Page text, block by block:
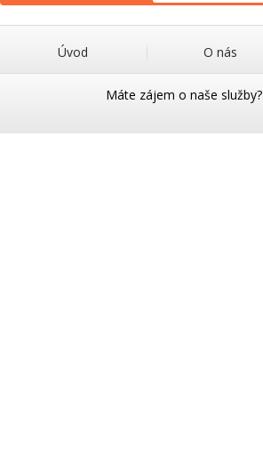
Úvod O nás
Máte zájem o naše služby?